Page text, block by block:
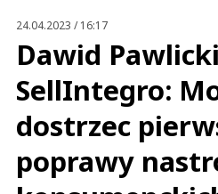
24.04.2023 / 16:17
Dawid
SellIntegro:
dostrzec
poprawy